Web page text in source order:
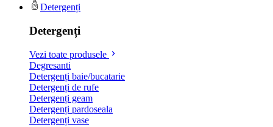
Detergenți
Detergenți
Vezi toate produsele
Degresanti
Detergenți baie/bucatarie
Detergenți de rufe
Detergenți geam
Detergenți pardoseala
Detergenți vase